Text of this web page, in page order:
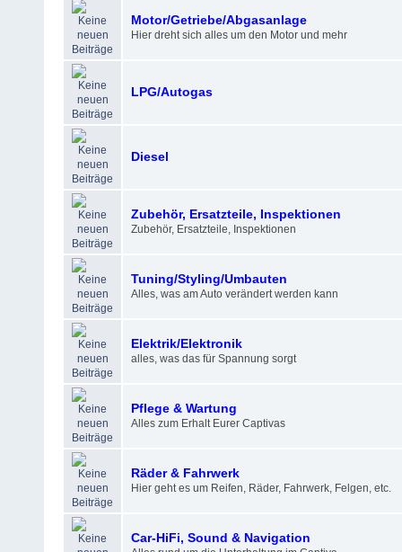
Motor/Getriebe/Abgasanlage
Hier dreht sich alles um den Motor und mehr
LPG/Autogas
Diesel
Zubehör, Ersatzteile, Inspektionen
Zubehör, Ersatzteile, Inspektionen
Tuning/Styling/Umbauten
Alles, was am Auto verändert werden kann
Elektrik/Elektronik
alles, was das für Spannung sorgt
Pflege & Wartung
Alles zum Erhalt Eurer Captivas
Räder & Fahrwerk
Hier geht es um Reifen, Räder, Fahrwerk, Felgen, etc.
Car-HiFi, Sound & Navigation